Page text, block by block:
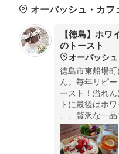
オーバッシュ・カフ
【徳島】ホワ
のトースト
オーバッシ
徳島市東船場
ん。毎年リピ
ースト！溢れ
トに最後はホ
、、贅沢な一品